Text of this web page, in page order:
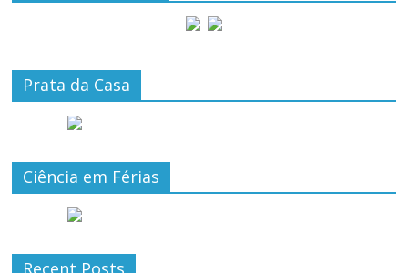
Prata da Casa
Ciência em Férias
Recent Posts